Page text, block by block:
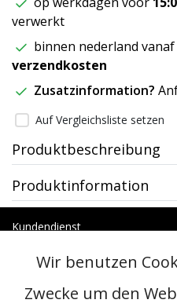
verwerkt
binnen nederland vanaf
verzendkosten
Zusatzinformation?
Auf Vergleichsliste setzen
Produktbeschreibung
Produktinformation
Kundendienst
Kategorien
Kontakt
Wir benutzen
Zwecke um den